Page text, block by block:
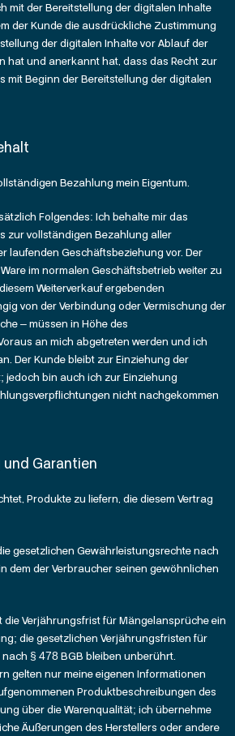
mit der Bereitstellung der digitalen Inhalte
der Kunde die ausdrückliche Zustimmung
der digitalen Inhalte vor Ablauf der
hat und anerkannt hat, dass das Recht zur
mit Beginn der Bereitstellung der digitalen
Bezahlung mein Eigentum.
Folgendes: Ich behalte mir das
zur vollständigen Bezahlung aller
laufenden Geschäftsbeziehung vor. Der
im normalen Geschäftsbetrieb weiter zu
Weiterverkauf ergebenden
von der Verbindung oder Vermischung der
– müssen in Höhe des
an mich abgetreten werden und ich
Der Kunde bleibt zur Einziehung der
jedoch bin auch ich zur Einziehung
nicht nachgekommen
Garantien
Produkte zu liefern, die diesem Vertrag
gesetzlichen Gewährleistungsrechte nach
dem der Verbraucher seinen gewöhnlichen
die Verjährungsfrist für Mängelansprüche ein
die gesetzlichen Verjährungsfristen für
§ 478 BGB bleiben unberührt.
gelten nur meine eigenen Informationen
Produktbeschreibungen des
über die Warenqualität; ich übernehme
Äußerungen des Herstellers oder andere